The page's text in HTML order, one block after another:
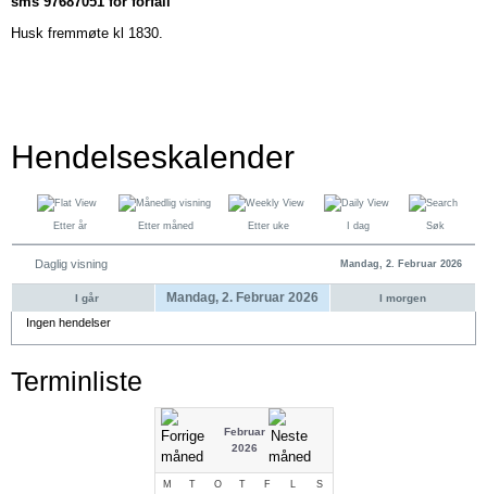
Husk fremmøte kl 1830.
Hendelseskalender
Etter år Etter måned Etter uke I dag Søk
Daglig visning Mandag, 2. Februar 2026
I går Mandag, 2. Februar 2026 I morgen
Ingen hendelser
Terminliste
Februar
2026
M T O T F L S